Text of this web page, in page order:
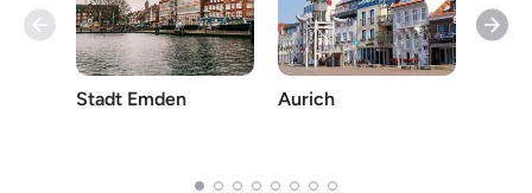
Stadt Emden Aurich